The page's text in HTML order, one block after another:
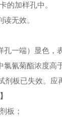
的加样孔中。
无效。
一端）显色，
氰菊酯浓度高
板已失效。应
板；